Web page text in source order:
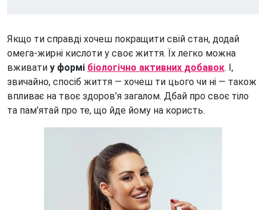
Якщо ти справді хочеш покращити свій стан, додай
омега-жирні кислоти у своє життя. Їх легко можна
вживати у формі біологічно активних добавок. І,
звичайно, спосіб життя — хочеш ти цього чи ні — також
впливає на твоє здоров’я загалом. Дбай про своє тіло
та пам’ятай про те, що йде йому на користь.